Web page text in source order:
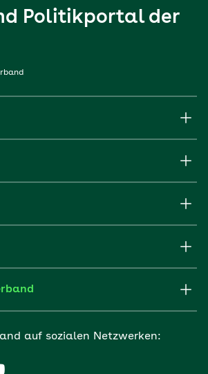
Politikportal der
auf sozialen Netzwerken: